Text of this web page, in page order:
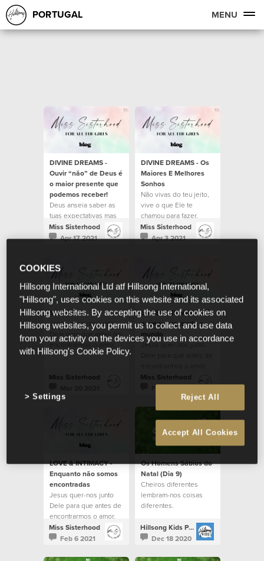
PORTUGAL MENU
DIVINE DREAMS -
Ouvir “não” de Deus é
o maior presente que
podemos receber!
Deus anseia saber as
tuas expectativas mas
para exceder tudo que
esperas que Ele possa
Miss Sisterhood
Apr 17 2021
DIVINE DREAMS - Os
Maiores E Melhores
Sonhos
Não vivas do teu jeito,
vive o que Ele te
chamou para fazer.
Miss Sisterhood
Apr 3 2021
Soft Hearts
Jesus quer-nos junto
Dele para que antes de
encontrarmos o amor,
nos enchamos do
há Nele.
Miss Sisterhood
LOVE & INTIMACY - É
o amor que muda o
mundo
Jesus quer-nos junto
nos enchamos do
Verdadeiro Amor que
Miss Sisterhood
Feb 20 2021
LOVE & INTIMACY -
Enquanto não somos
encontradas
Jesus quer-nos junto
Dele para que antes de
encontrarmos o amor,
nos enchamos do
Verdadeiro Amor que
Miss Sisterhood
Feb 6 2021
Os Homens Sábios do
Natal (Dia 9)
Cheiros diferentes
lembram-nos coisas
diferentes.
Hillsong Kids Portugal
Dec 18 2020
COOKIES
Hillsong International Ltd atf Hillsong International,
"Hillsong", uses cookies on this website and its associated
Hillsong websites. By accepting the use of cookies on
Hillsong websites, you permit us to collect and use data
from your activity on the devices you use in accordance
with Hillsong's Cookie Policy.
Reject All
Accept All Cookies
Settings